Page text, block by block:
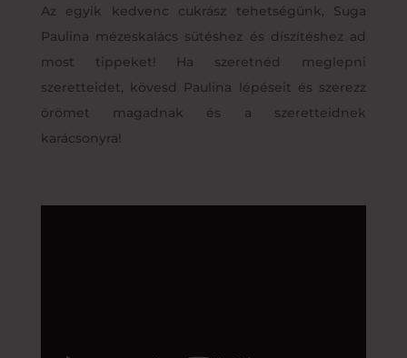
Az egyik kedvenc cukrász tehetségünk, Suga
Paulina mézeskalács sütéshez és díszítéshez ad
most tippeket! Ha szeretnéd meglepni
szeretteidet, kövesd Paulina lépéseit és szerezz
örömet magadnak és a szeretteidnek
karácsonyra!